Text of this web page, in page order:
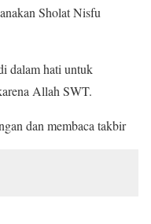
Sholat Nisfu
dalam hati untuk
Allah SWT.
dan membaca takbir